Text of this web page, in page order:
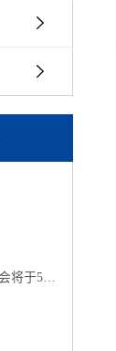
业风向探查